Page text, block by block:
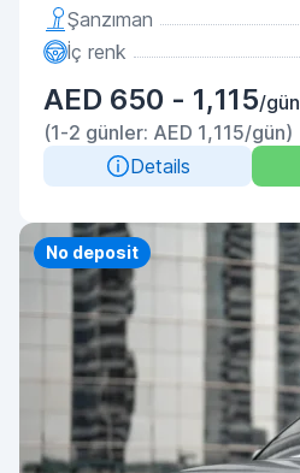
Şanzıman
İç renk
AED 650 - 1,115/gün
(1-2 günler: AED 1,115/gün)
Details
Priority
No deposit